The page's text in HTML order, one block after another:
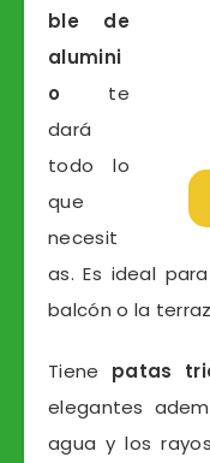
ble de
alumini
o te
dará
todo lo
que
necesit
as. Es ideal
balcón o la
Tiene patas
elegantes
agua y los